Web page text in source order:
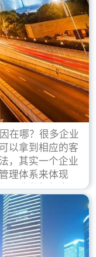
在哪？很多企业
以拿到相应的客
，其实一个企业
理体系来体现
是我们如何去证
就是ISO9001
就来细说下企业